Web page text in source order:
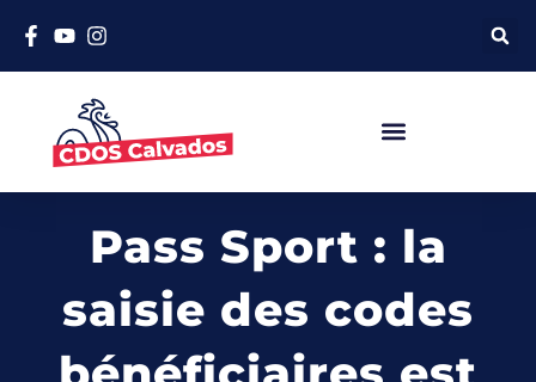
Pass Sport : la
saisie des codes